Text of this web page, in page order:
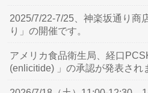
2025/7/22-7/25、神楽坂通り商
り」の開催です。
アメリカ食品衛生局、経口
(enlicitide) 」の承認が発表され